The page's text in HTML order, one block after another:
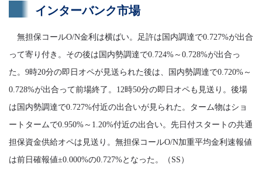
インターバンク市場
無担保コールO/N金利は横ばい。足許は国内調達で0.727%が出合
って寄り付き。その後は国内勢調達で0.724%～0.728%が出合っ
た。9時20分の即日オペが見送られた後は、国内勢調達で0.720%～
0.728%が出合って前場終了。12時50分の即日オペも見送り。後場
は国内勢調達で0.727%付近の出合いが見られた。ターム物はショ
ートタームで0.950%～1.20%付近の出合い。先日付スタートの共通
担保資金供給オペは見送り。無担保コールO/N加重平均金利速報値
は前日確報値±0.000%の0.727%となった。（SS）